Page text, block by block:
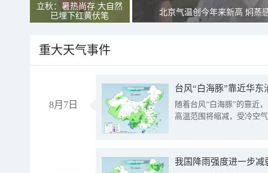
立秋：暑热尚存 大自然
已埋下红黄伏笔
北京气温创今年来新高 焖蒸
重大天气事件
8月7日
台风“白海豚”靠近华
随着台风“白海豚”的靠近
高温范围将缩减，受冷空